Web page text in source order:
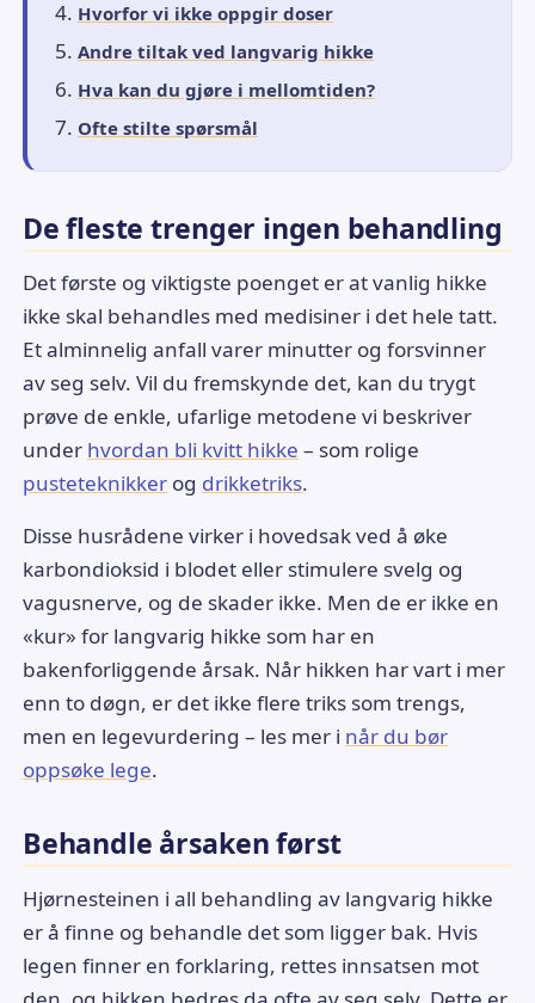
Hvorfor vi ikke oppgir doser
Andre tiltak ved langvarig hikke
Hva kan du gjøre i mellomtiden?
Ofte stilte spørsmål
De fleste trenger ingen behandling
Det første og viktigste poenget er at vanlig hikke
ikke skal behandles med medisiner i det hele tatt.
Et alminnelig anfall varer minutter og forsvinner
av seg selv. Vil du fremskynde det, kan du trygt
prøve de enkle, ufarlige metodene vi beskriver
under hvordan bli kvitt hikke – som rolige
pusteteknikker og drikketriks.
Disse husrådene virker i hovedsak ved å øke
karbondioksid i blodet eller stimulere svelg og
vagusnerve, og de skader ikke. Men de er ikke en
«kur» for langvarig hikke som har en
bakenforliggende årsak. Når hikken har vart i mer
enn to døgn, er det ikke flere triks som trengs,
men en legevurdering – les mer i når du bør
oppsøke lege.
Behandle årsaken først
Hjørnesteinen i all behandling av langvarig hikke
er å finne og behandle det som ligger bak. Hvis
legen finner en forklaring, rettes innsatsen mot